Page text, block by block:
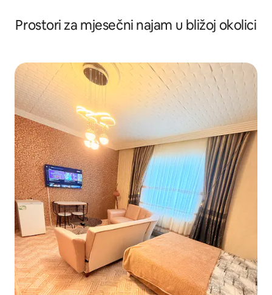
Prostori za mjesečni najam u bližoj okolici